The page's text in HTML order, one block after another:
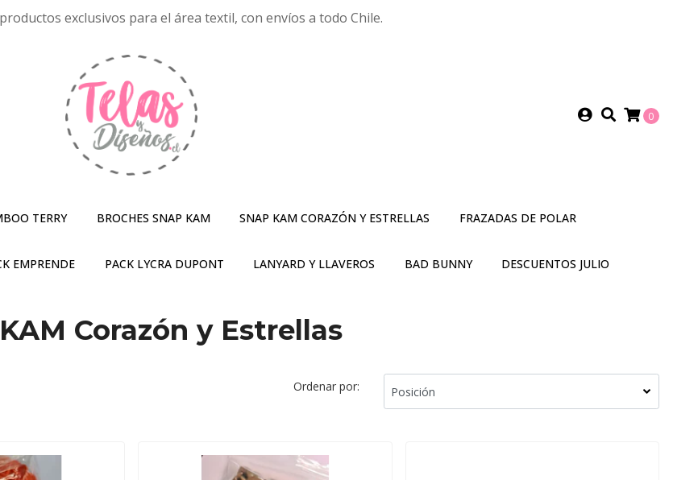
exclusivos para el área textil, con envíos a todo Chile.
0
TERRY BROCHES SNAP KAM SNAP KAM CORAZÓN Y ESTRELLAS FRAZADAS DE POLAR
EMPRENDE PACK LYCRA DUPONT LANYARD Y LLAVEROS BAD BUNNY DESCUENTOS JULIO
Corazón y Estrellas
Ordenar por: